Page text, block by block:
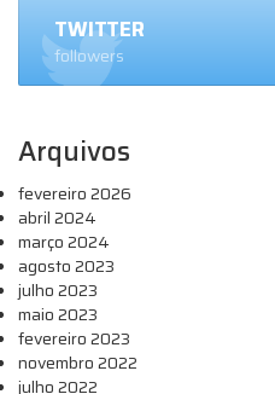
TWITTER
followers
Arquivos
fevereiro 2026
abril 2024
março 2024
agosto 2023
julho 2023
maio 2023
fevereiro 2023
novembro 2022
julho 2022